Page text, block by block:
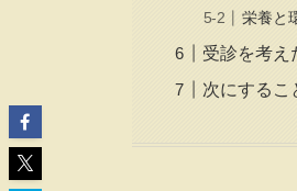
栄養と
受診を考え
次にするこ